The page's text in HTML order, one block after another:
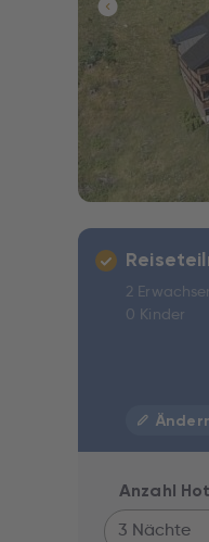
2
0 Kinder
Anzahl
3 Nächte